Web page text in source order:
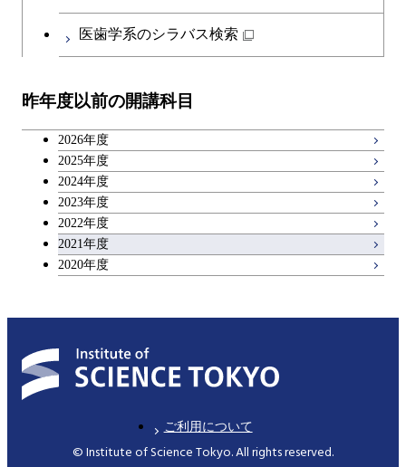
都市・環境学コース
エネルギーコース
エンジニアリングデザイン
原子核工学コース
社会・人間科学コース
イノベーション科学系
イノベーション科学コース
技術経営専門職学位課程
開閉
技術経営専門職学位課程
専門科目
キャリア科目
医歯学系のシラバス検索
昨年度以前の開講科目
2026年度
2025年度
2024年度
2023年度
2022年度
2021年度
2020年度
ご利用について
© Institute of Science Tokyo. All rights reserved.